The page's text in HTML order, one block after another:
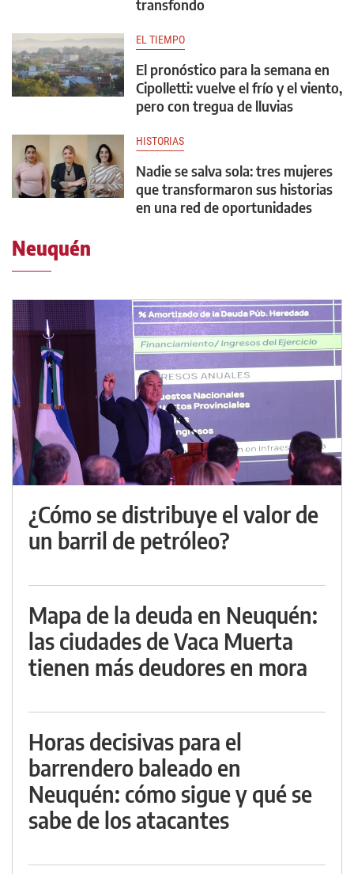
transfondo
EL TIEMPO
El pronóstico para la semana en
Cipolletti: vuelve el frío y el viento,
pero con tregua de lluvias
HISTORIAS
Nadie se salva sola: tres mujeres
que transformaron sus historias
en una red de oportunidades
Neuquén
¿Cómo se distribuye el valor de
un barril de petróleo?
Mapa de la deuda en Neuquén:
las ciudades de Vaca Muerta
tienen más deudores en mora
Horas decisivas para el
barrendero baleado en
Neuquén: cómo sigue y qué se
sabe de los atacantes